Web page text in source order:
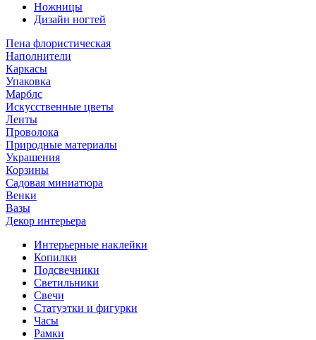
Ножницы
Дизайн ногтей
Пена флористическая
Наполнители
Каркасы
Упаковка
Марблс
Искусственные цветы
Ленты
Проволока
Природные материалы
Украшения
Корзины
Садовая миниатюра
Венки
Вазы
Декор интерьера
Интерьерные наклейки
Копилки
Подсвечники
Светильники
Свечи
Статуэтки и фигурки
Часы
Рамки